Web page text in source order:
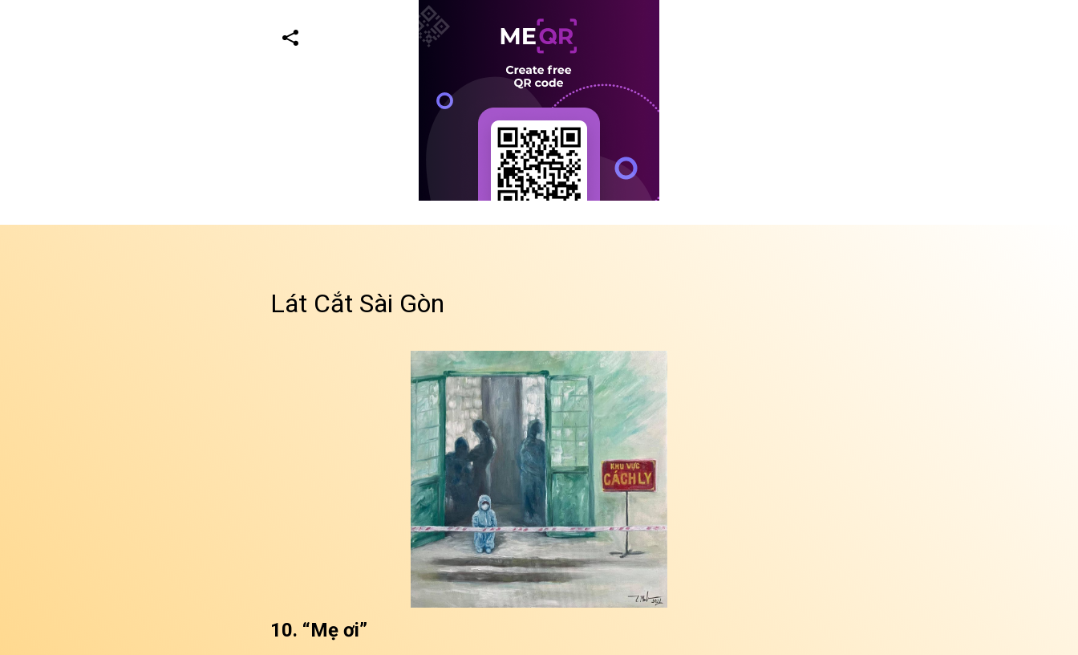
Lát Cắt Sài Gòn
10. “Mẹ ơi”
Share your page
Share on Facebook
Share on Linkedin
Share on Twitter
Share on WhatsApp
Share on Email
Subscribe page